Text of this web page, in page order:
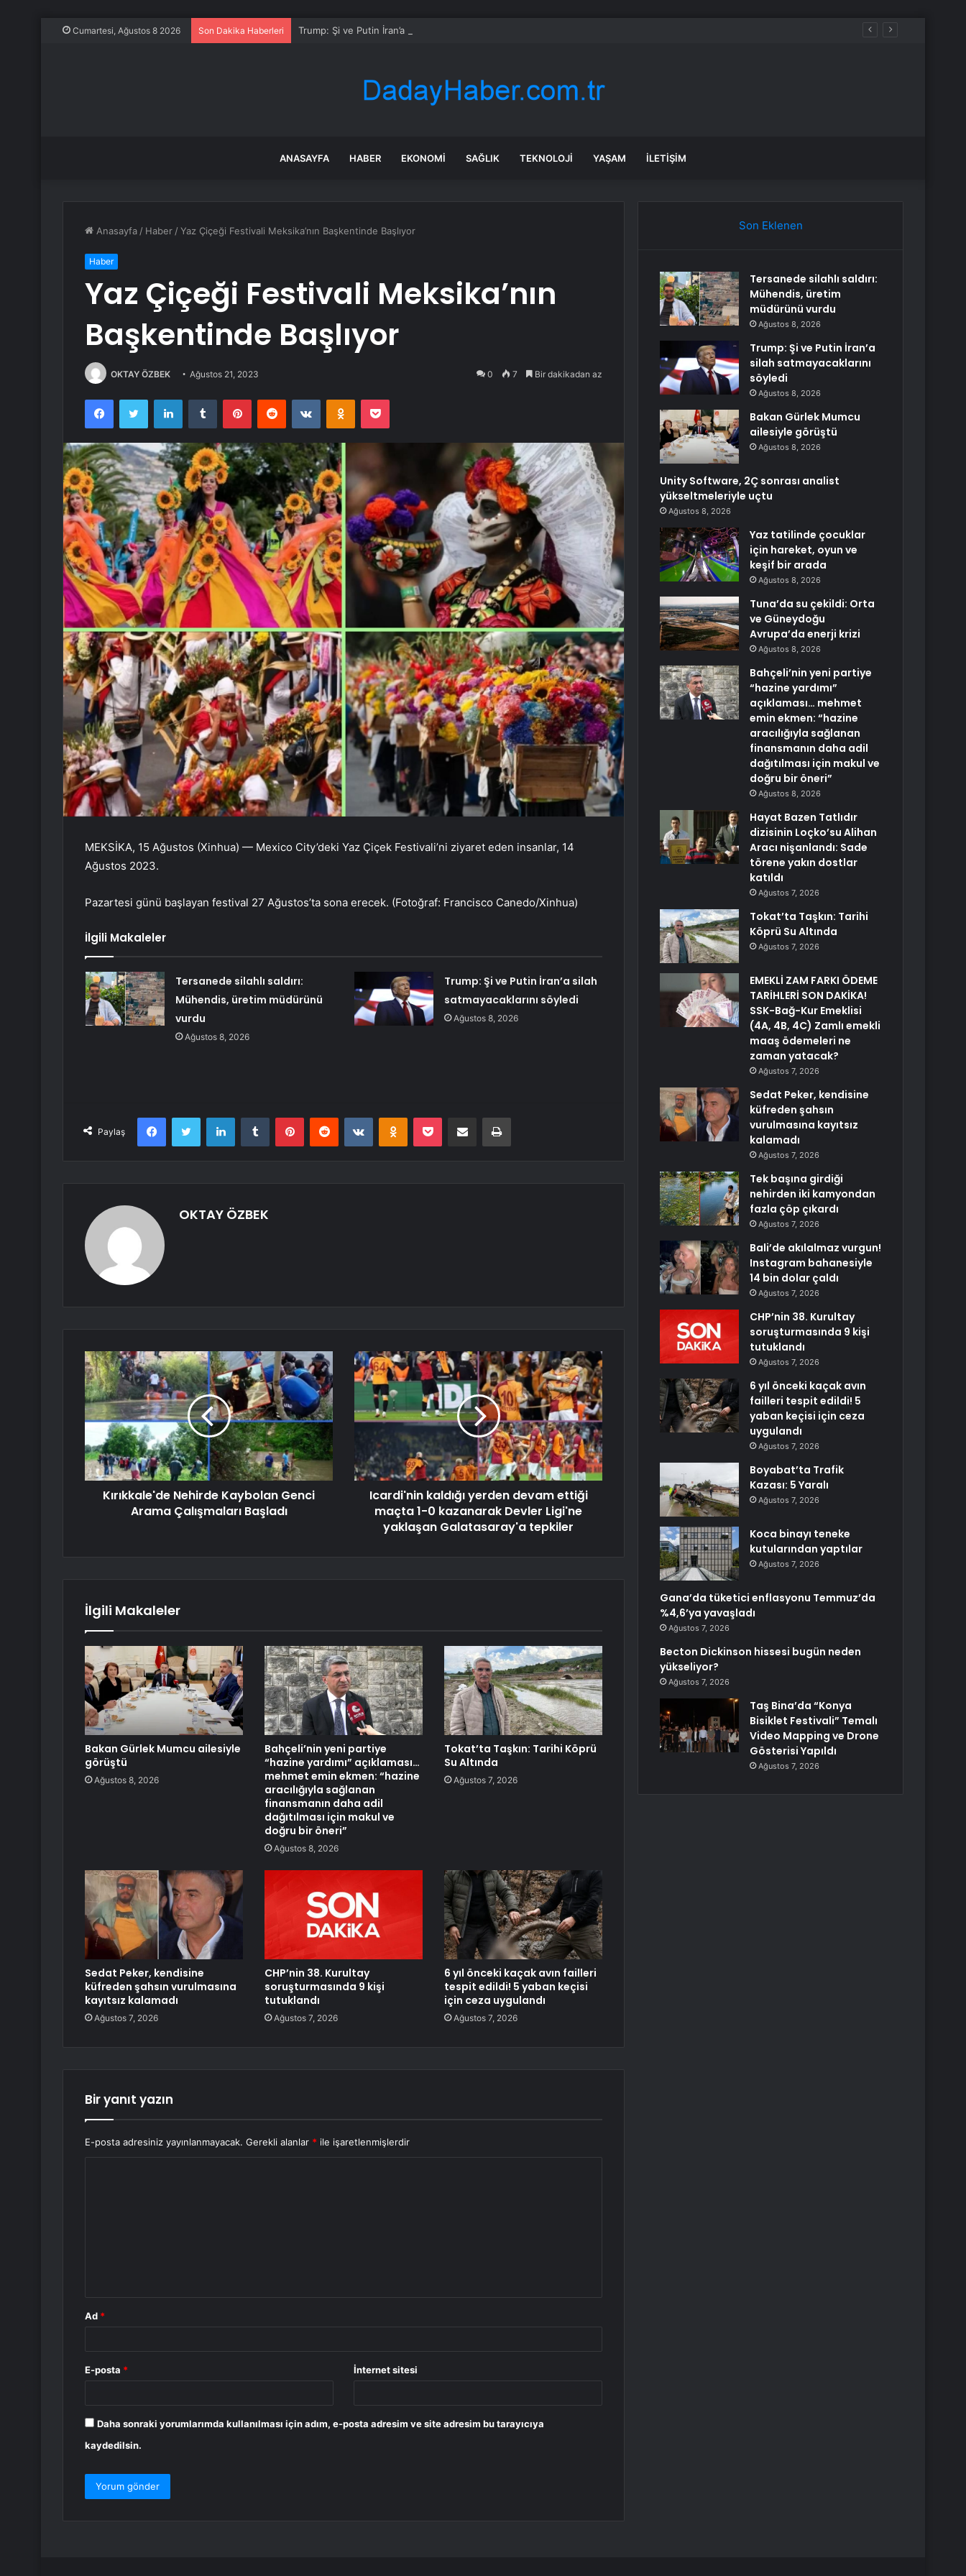
Cumartesi, Ağustos 8 2026 Son Dakika Haberleri Trump: Şi ve Putin İran’a silah satmayacaklarını söyledi
ANASAYFA HABER EKONOMI SAĞLIK TEKNOLOJI YAŞAM İLETIŞIM
Anasayfa / Haber /Yaz Çiçeği Festivali Meksika’nın Başkentinde Başlıyor
Haber
Yaz Çiçeği Festivali Meksika’nın
Başkentinde Başlıyor
OKTAY ÖZBEK Ağustos 21, 2023 0 7 Bir dakikadan az
FacebookTwitter LinkedInTumblr PinterestReddit VKontakteOdnoklassniki
Pocket
MEKSİKA, 15 Ağustos (Xinhua) — Mexico City’deki Yaz Çiçek Festivali’ni ziyaret eden insanlar, 14
Ağustos 2023.
Pazartesi günü başlayan festival 27 Ağustos’ta sona erecek. (Fotoğraf: Francisco Canedo/Xinhua)
İlgili Makaleler
Tersanede silahlı saldırı:
Mühendis, üretim müdürünü
vurdu
Ağustos 8, 2026
Trump: Şi ve Putin İran’a silah
satmayacaklarını söyledi
Ağustos 8, 2026
Paylaş
FacebookTwitter LinkedInTumblr PinterestReddit VKontakteOdnoklassniki
Pocket E-Posta ile paylaş Yazdır
OKTAY ÖZBEK
Kırıkkale'de Nehirde Kaybolan Genci
Arama Çalışmaları Başladı
Icardi'nin kaldığı yerden devam ettiği
maçta 1-0 kazanarak Devler Ligi'ne
yaklaşan Galatasaray'a tepkiler
İlgili Makaleler
Bakan Gürlek Mumcu ailesiyle
görüştü
Ağustos 8, 2026
Bahçeli’nin yeni partiye
“hazine yardımı” açıklaması…
mehmet emin ekmen: “hazine
aracılığıyla sağlanan
finansmanın daha adil
dağıtılması için makul ve
doğru bir öneri”
Ağustos 8, 2026
Tokat’ta Taşkın: Tarihi Köprü
Su Altında
Ağustos 7, 2026
Sedat Peker, kendisine
küfreden şahsın vurulmasına
kayıtsız kalamadı
Ağustos 7, 2026
CHP’nin 38. Kurultay
soruşturmasında 9 kişi
tutuklandı
Ağustos 7, 2026
6 yıl önceki kaçak avın failleri
tespit edildi! 5 yaban keçisi
için ceza uygulandı
Ağustos 7, 2026
Bir yanıt yazın
E-posta adresiniz yayınlanmayacak. Gerekli alanlar * ile işaretlenmişlerdir
Ad *
E-posta * İnternet sitesi
Daha sonraki yorumlarımda kullanılması için adım, e-posta adresim ve site adresim bu tarayıcıya
kaydedilsin.
Son Eklenen
Tersanede silahlı saldırı:
Mühendis, üretim
müdürünü vurdu
Ağustos 8, 2026
Trump: Şi ve Putin İran’a
silah satmayacaklarını
söyledi
Ağustos 8, 2026
Bakan Gürlek Mumcu
ailesiyle görüştü
Ağustos 8, 2026
Unity Software, 2Ç sonrası analist
yükseltmeleriyle uçtu
Ağustos 8, 2026
Yaz tatilinde çocuklar
için hareket, oyun ve
keşif bir arada
Ağustos 8, 2026
Tuna’da su çekildi: Orta
ve Güneydoğu
Avrupa’da enerji krizi
Ağustos 8, 2026
Bahçeli’nin yeni partiye
“hazine yardımı”
açıklaması… mehmet
emin ekmen: “hazine
aracılığıyla sağlanan
finansmanın daha adil
dağıtılması için makul ve
doğru bir öneri”
Ağustos 8, 2026
Hayat Bazen Tatlıdır
dizisinin Loçko’su Alihan
Aracı nişanlandı: Sade
törene yakın dostlar
katıldı
Ağustos 7, 2026
Tokat’ta Taşkın: Tarihi
Köprü Su Altında
Ağustos 7, 2026
EMEKLİ ZAM FARKI ÖDEME
TARİHLERİ SON DAKİKA!
SSK-Bağ-Kur Emeklisi
(4A, 4B, 4C) Zamlı emekli
maaş ödemeleri ne
zaman yatacak?
Ağustos 7, 2026
Sedat Peker, kendisine
küfreden şahsın
vurulmasına kayıtsız
kalamadı
Ağustos 7, 2026
Tek başına girdiği
nehirden iki kamyondan
fazla çöp çıkardı
Ağustos 7, 2026
Bali’de akılalmaz vurgun!
Instagram bahanesiyle
14 bin dolar çaldı
Ağustos 7, 2026
CHP’nin 38. Kurultay
soruşturmasında 9 kişi
tutuklandı
Ağustos 7, 2026
6 yıl önceki kaçak avın
failleri tespit edildi! 5
yaban keçisi için ceza
uygulandı
Ağustos 7, 2026
Boyabat’ta Trafik
Kazası: 5 Yaralı
Ağustos 7, 2026
Koca binayı teneke
kutularından yaptılar
Ağustos 7, 2026
Gana’da tüketici enflasyonu Temmuz’da
%4,6’ya yavaşladı
Ağustos 7, 2026
Becton Dickinson hissesi bugün neden
yükseliyor?
Ağustos 7, 2026
Taş Bina’da “Konya
Bisiklet Festivali” Temalı
Video Mapping ve Drone
Gösterisi Yapıldı
Ağustos 7, 2026